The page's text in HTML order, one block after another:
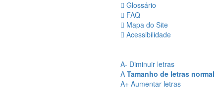
Glossário
FAQ
Mapa do Site
Acessibilidade
A- Diminuir letras
A Tamanho de letras normal
A+ Aumentar letras